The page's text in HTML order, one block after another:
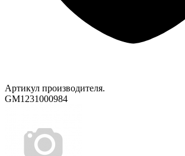
Артикул производителя.
GM1231000984